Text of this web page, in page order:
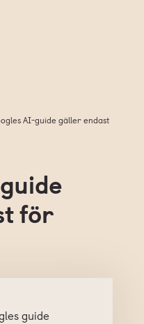
AI-guide gäller endast
för
guide